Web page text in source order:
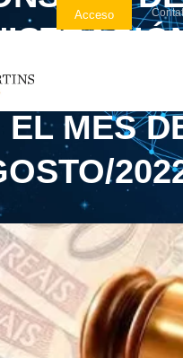
Acceso
EL MES